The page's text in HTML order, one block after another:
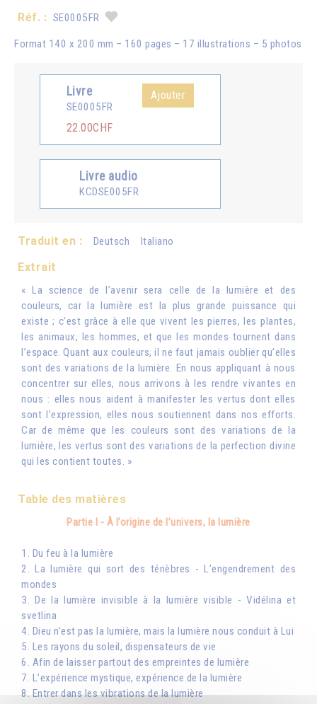
Réf. : SE0005FR
Format 140 x 200 mm – 160 pages – 17 illustrations – 5 photos
Livre
SE0005FR
22.00CHF
Ajouter
Livre audio
KCDSE005FR
Traduit en : Deutsch Italiano
Extrait
« La science de l’avenir sera celle de la lumière et des
couleurs, car la lumière est la plus grande puissance qui
existe ; c’est grâce à elle que vivent les pierres, les plantes,
les animaux, les hommes, et que les mondes tournent dans
l’espace. Quant aux couleurs, il ne faut jamais oublier qu’elles
sont des variations de la lumière. En nous appliquant à nous
concentrer sur elles, nous arrivons à les rendre vivantes en
nous : elles nous aident à manifester les vertus dont elles
sont l’expression, elles nous soutiennent dans nos efforts.
Car de même que les couleurs sont des variations de la
lumière, les vertus sont des variations de la perfection divine
qui les contient toutes. »
Table des matières
Partie I - À l’origine de l’univers, la lumière
1. Du feu à la lumière
2. La lumière qui sort des ténèbres - L’engendrement des
mondes
3. De la lumière invisible à la lumière visible - Vidélina et
svetlina
4. Dieu n’est pas la lumière, mais la lumière nous conduit à Lui
5. Les rayons du soleil, dispensateurs de vie
6. Afin de laisser partout des empreintes de lumière
7. L’expérience mystique, expérience de la lumière
8. Entrer dans les vibrations de la lumière